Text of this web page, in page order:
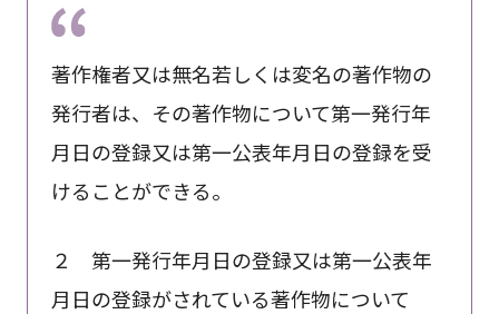
著作権者又は無名若しくは変名の著作物の
発行者は、その著作物について第一発行年
月日の登録又は第一公表年月日の登録を受
けることができる。
２ 第一発行年月日の登録又は第一公表年
月日の登録がされている著作物について